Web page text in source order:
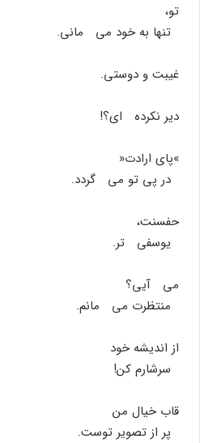
تو،
تنها به خود مى مانى.
غیبت و دوستى.
دیر نکرده اى؟!
»پاى ارادت«
در پى تو مى گردد.
حفسنت،
یوسفى تر.
مى آیى؟
منتظرت مى مانم.
از اندیشه خود
سرشارم کن!
قاب خیال من
پر از تصویر توست.